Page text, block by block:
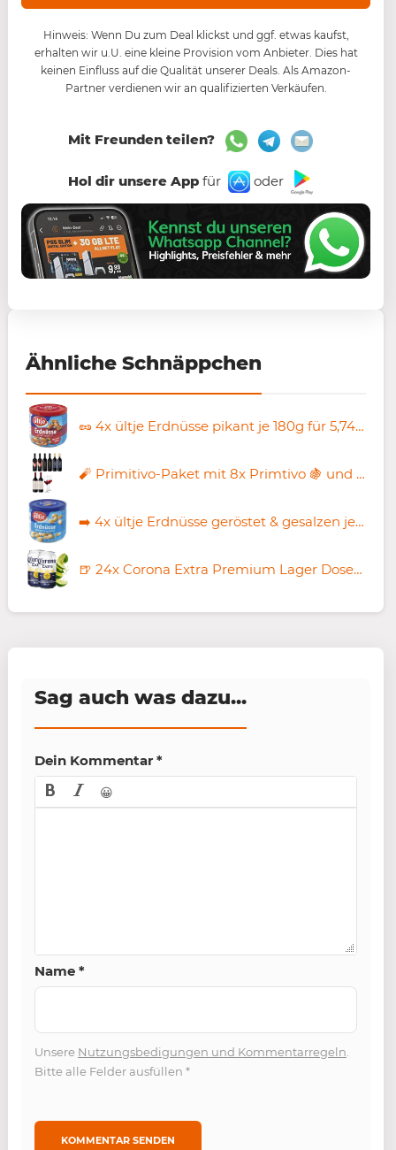
Hinweis: Wenn Du zum Deal klickst und ggf. etwas kaufst,
erhalten wir u.U. eine kleine Provision vom Anbieter. Dies hat
keinen Einfluss auf die Qualität unserer Deals. Als Amazon-
Partner verdienen wir an qualifizierten Verkäufen.
Mit Freunden teilen?
Hol dir unsere Appfür oder
Ähnliche Schnäppchen
🥜 4x ültje Erdnüsse pikant je 180g für 5,74€ (statt 10€)
🧨 Primitivo-Paket mit 8x Primtivo 🍇 und 2 Zwiesel Gläsern 🍷 für 39,90€ (statt 102€)
➡️ 4x ültje Erdnüsse geröstet & gesalzen je 180g ab 5,74€ (statt 8€)
🍺 24x Corona Extra Premium Lager Dosenbier 🌵🇲🇽 ab 18,99€ (statt 29€) – 79 Cent pro Dose!
Sag auch was dazu...
Dein Kommentar *
😀
Name *
Unsere Nutzungsbedigungen und Kommentarregeln.
Bitte alle Felder ausfüllen *